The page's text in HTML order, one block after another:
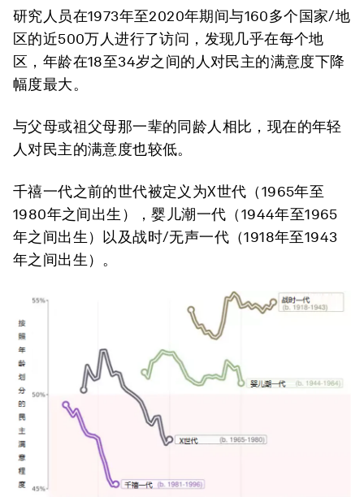
研究人员在1973年至2020年期间与160多个国家/地
区的近500万人进行了访问，发现几乎在每个地
区，年龄在18至34岁之间的人对民主的满意度下降
幅度最大。
与父母或祖父母那一辈的同龄人相比，现在的年轻
人对民主的满意度也较低。
千禧一代之前的世代被定义为X世代（1965年至
1980年之间出生），婴儿潮一代（1944年至1965
年之间出生）以及战时/无声一代（1918年至1943
年之间出生）。